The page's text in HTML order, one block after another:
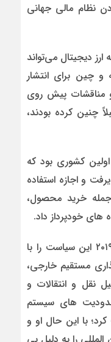
نظام مالی جهانی
دیجیتال می‌تواند
و چین برای انتشار
مناقشات پیش روی
چنین کرده بودند،
کشوری بود که
و اجازه استفاده
خرید محصول،
های خودپرداز داد.
رییس جمهور نایب بوکله در سال ۲۰۱۹ این سیاست را با
مستقیم خارجی،
نقل و انتقالات و
های سیستم
با این حال او و